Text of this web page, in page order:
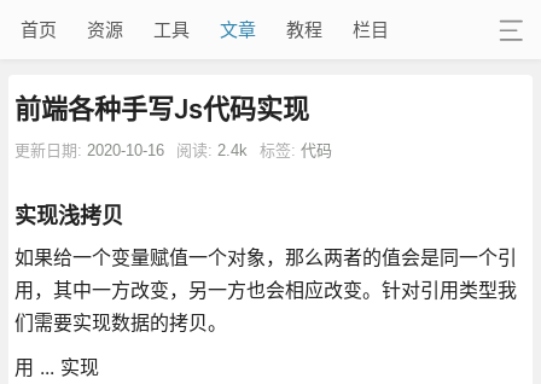
首页 资源 工具 文章 教程 栏目
前端各种手写Js代码实现
更新日期: 2020-10-16 阅读: 2.4k 标签: 代码
实现浅拷贝
如果给一个变量赋值一个对象，那么两者的值会是同一个引
用，其中一方改变，另一方也会相应改变。针对引用类型我
们需要实现数据的拷贝。
用 ... 实现